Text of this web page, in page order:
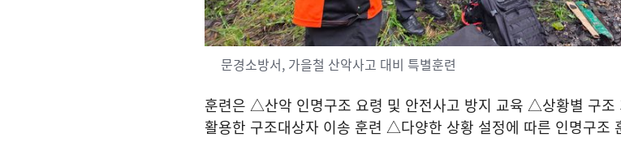
문경소방서, 가을철 산악사고 대비 특별훈련
훈련은 △산악 인명구조 요령 및 안전사고 방지 교육 △상황별 구
활용한 구조대상자 이송 훈련 △다양한 상황 설정에 따른 인명구조